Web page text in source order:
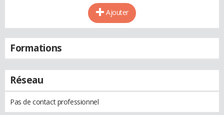
Ajouter
Formations
Réseau
Pas de contact professionnel